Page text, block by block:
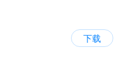
下载